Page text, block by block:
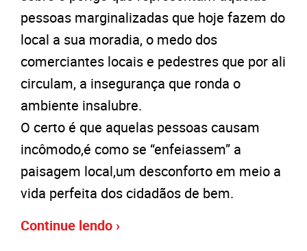
pessoas marginalizadas que hoje fazem do
local a sua moradia, o medo dos
comerciantes locais e pedestres que por ali
circulam, a insegurança que ronda o
ambiente insalubre.
O certo é que aquelas pessoas causam
incômodo,é como se “enfeiassem” a
paisagem local,um desconforto em meio a
vida perfeita dos cidadãos de bem.
Continue lendo ›